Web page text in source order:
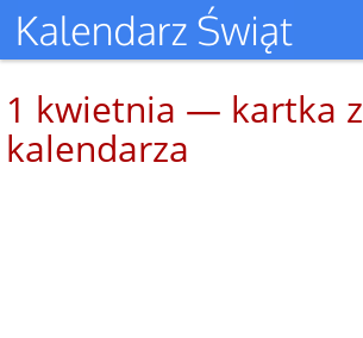
1 kwietnia — kartka z
kalendarza